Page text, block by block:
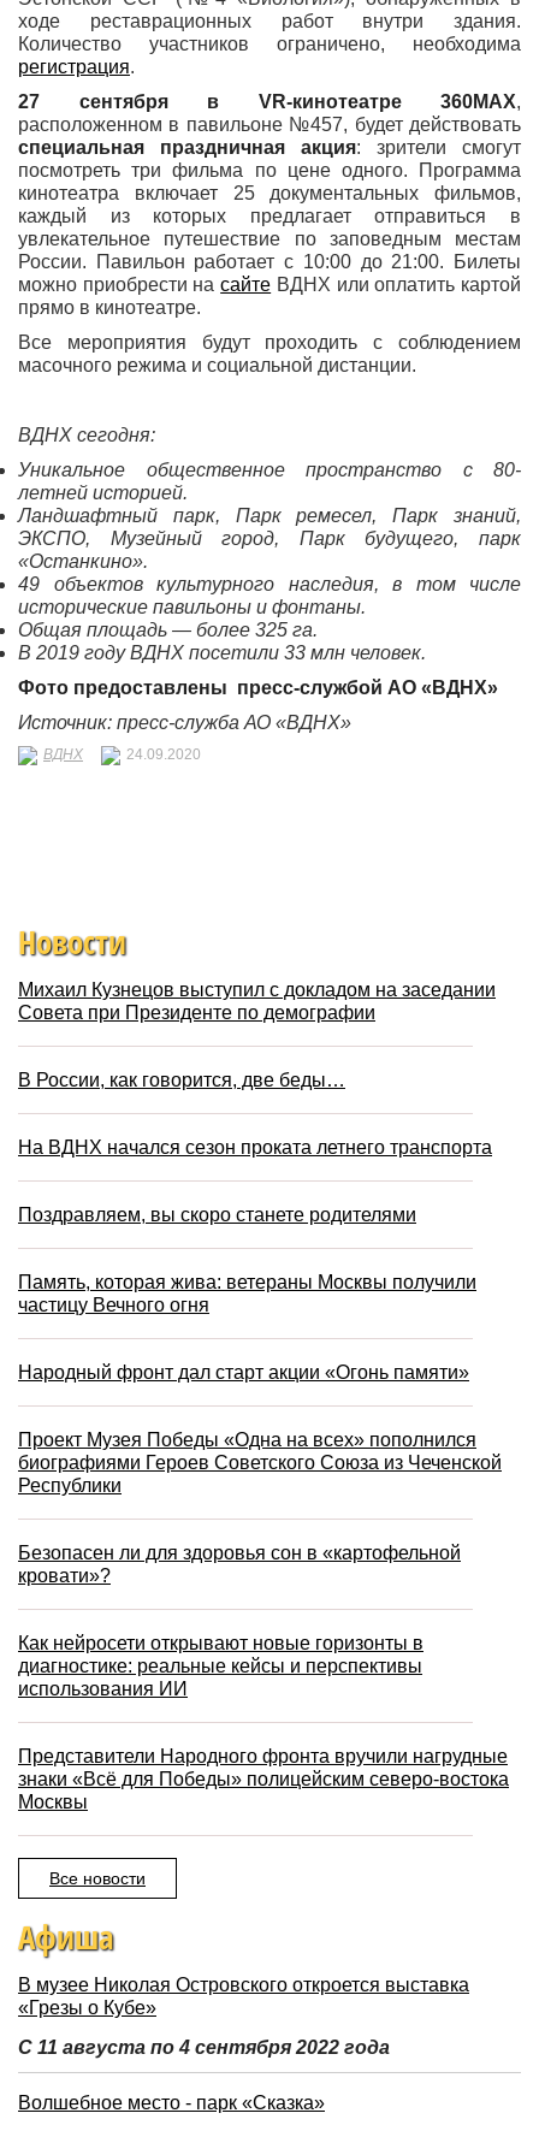
ходе реставрационных работ внутри здания.
Количество участников ограничено, необходима
регистрация.
27 сентября в VR-кинотеатре 360MAX,
расположенном в павильоне №457, будет действовать
специальная праздничная акция: зрители смогут
посмотреть три фильма по цене одного. Программа
кинотеатра включает 25 документальных фильмов,
каждый из которых предлагает отправиться в
увлекательное путешествие по заповедным местам
России. Павильон работает с 10:00 до 21:00. Билеты
можно приобрести насайте ВДНХ или оплатить картой
прямо в кинотеатре.
Все мероприятия будут проходить с соблюдением
масочного режима и социальной дистанции.
ВДНХ сегодня:
Уникальное общественное пространство с 80-
летней историей.
Ландшафтный парк, Парк ремесел, Парк знаний,
ЭКСПО, Музейный город, Парк будущего, парк
«Останкино».
49 объектов культурного наследия, в том числе
исторические павильоны и фонтаны.
Общая площадь — более 325 га.
В 2019 году ВДНХ посетили 33 млн человек.
Фото предоставлены пресс-службой АО «ВДНХ»
Источник: пресс-служба АО «ВДНХ»
ВДНХ 24.09.2020
Новости
Михаил Кузнецов выступил с докладом на заседании
Совета при Президенте по демографии
В России, как говорится, две беды…
На ВДНХ начался сезон проката летнего транспорта
Поздравляем, вы скоро станете родителями
Память, которая жива: ветераны Москвы получили
частицу Вечного огня
Народный фронт дал старт акции «Огонь памяти»
Проект Музея Победы «Одна на всех» пополнился
биографиями Героев Советского Союза из Чеченской
Республики
Безопасен ли для здоровья сон в «картофельной
кровати»?
Как нейросети открывают новые горизонты в
диагностике: реальные кейсы и перспективы
использования ИИ
Представители Народного фронта вручили нагрудные
знаки «Всё для Победы» полицейским северо-востока
Москвы
Все новости
Афиша
В музее Николая Островского откроется выставка
«Грезы о Кубе»
С 11 августа по 4 сентября 2022 года
Волшебное место - парк «Сказка»